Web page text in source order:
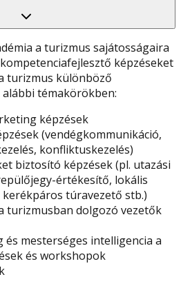
a turizmus sajátosságaira
képzéseket
turizmus különböző
alábbi témakörökben:
képzések
(vendégkommunikáció,
konfliktuskezelés)
biztosító képzések (pl. utazási
értékesítő, lokális
túravezető stb.)
turizmusban dolgozó vezetők
mesterséges intelligencia a
és workshopok